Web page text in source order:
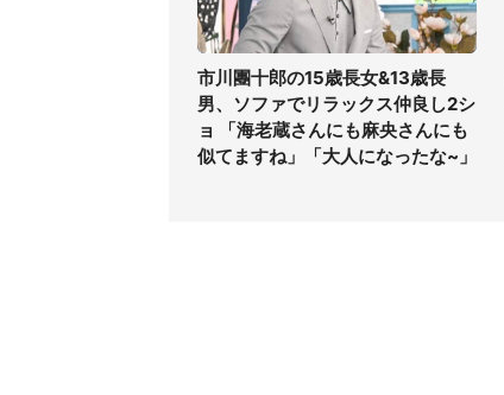
市川團十郎の15歳長女&13歳長
男、ソファでリラックス仲良し2シ
ョ 「海老蔵さんにも麻央さんにも
似てますね」「大人になったな~」